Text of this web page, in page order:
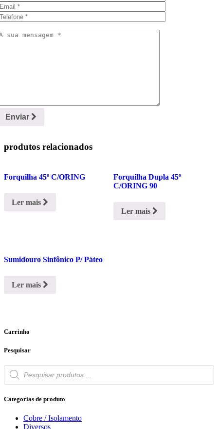
Enviar
produtos relacionados
Forquilha 45º C/ORING
Ler mais
Forquilha Dupla 45º
C/ORING 90
Ler mais
Sumidouro Sinfônico P/ Páteo
Ler mais
Carrinho
Pesquisar
Products
search
Categorias de produto
Cobre / Isolamento
Diversos